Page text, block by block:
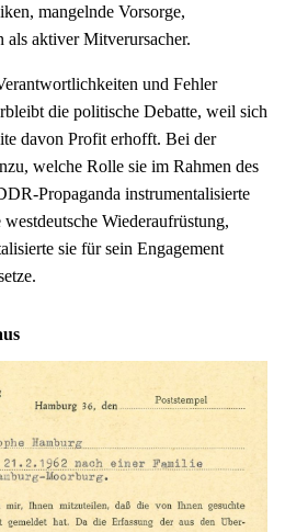
mangelnde Vorsorge,
als aktiver Mitverursacher.
und Fehler
die politische Debatte, weil sich
davon Profit erhofft. Bei der
welche Rolle sie im Rahmen des
Propaganda instrumentalisierte
Wiederaufrüstung,
sie für sein Engagement